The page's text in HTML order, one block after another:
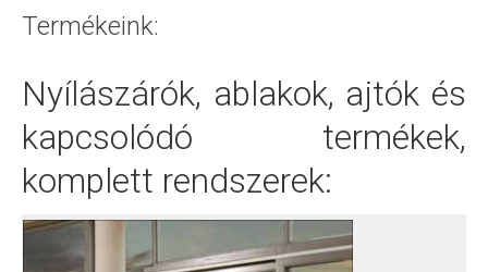
Termékeink:
Nyílászárók, ablakok, ajtók és
kapcsolódó termékek,
komplett rendszerek: